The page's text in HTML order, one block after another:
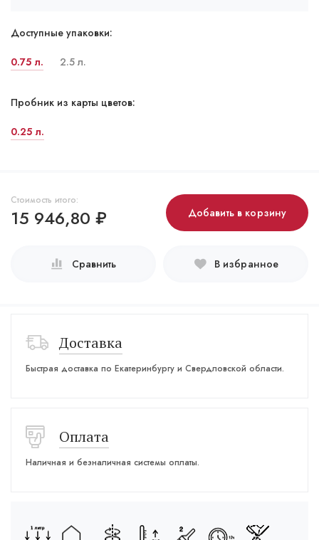
Доступные упаковки:
0.75 л. 2.5 л.
Пробник из карты цветов:
0.25 л.
Стоимость итого:
15 946,80 ₽ Добавить в корзину
Сравнить В избранное
Доставка
Быстрая доставка по Екатеринбургу и Свердловской области.
Оплата
Наличная и безналичная системы оплаты.